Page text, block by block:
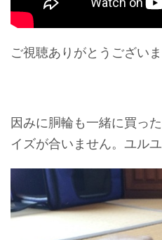
ご視聴ありがとうございま
因みに胴輪も一緒に買っ
イズが合いません。ユルユ